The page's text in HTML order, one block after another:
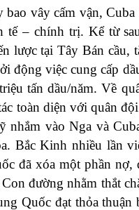
vây cấm vận, Cuba
– chính trị. Kể từ
lược tại Tây Bán cầu,
động việc cung cấp
tấn dầu/năm. Về
toàn diện với quân
nhắm vào Nga và
Bắc Kinh nhiều lần
đã xóa một phần nợ,
đường nhằm thắt
Quốc đạt thỏa thuận